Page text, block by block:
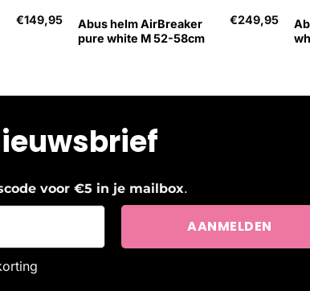
€149,95
Abus helm AirBreaker
pure white M 52-58cm
€249,95
voor €5 in je mailbox.